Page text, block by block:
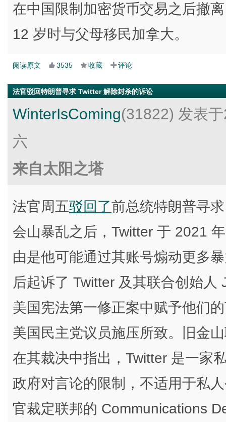
在中国限制加密货币交易之后撤
12 岁时与父母移民加拿大。
阅读原文 3535 收藏 评论
法官驳回特朗普寻求 Twitter 解除封杀的诉讼
WinterIsComing(31822) 发表
六
来自太阳之塔
法官周五驳回了前总统特朗普寻
会山暴乱之后，Twitter 于 2021
由是他可能通过其账号煽动更多
后起诉了 Twitter 及其联合创始
美国宪法第一修正案中赋予他们
美国民主党议员施压所致。旧金
在其裁决中指出，Twitter 是一家
政府对言论的限制，不适用于私
官裁定联邦的 Communications